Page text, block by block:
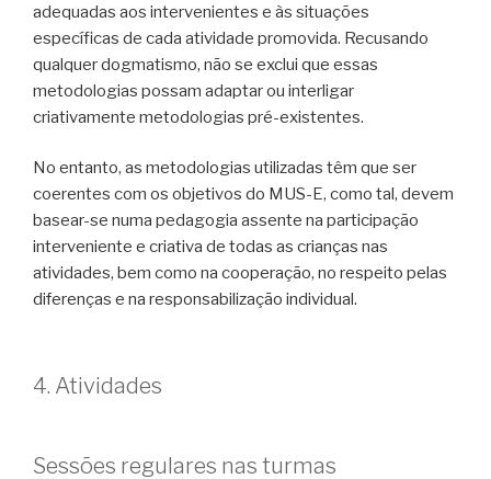
adequadas aos intervenientes e às situações
específicas de cada atividade promovida. Recusando
qualquer dogmatismo, não se exclui que essas
metodologias possam adaptar ou interligar
criativamente metodologias pré-existentes.
No entanto, as metodologias utilizadas têm que ser
coerentes com os objetivos do MUS-E, como tal, devem
basear-se numa pedagogia assente na participação
interveniente e criativa de todas as crianças nas
atividades, bem como na cooperação, no respeito pelas
diferenças e na responsabilização individual.
4. Atividades
Sessões regulares nas turmas